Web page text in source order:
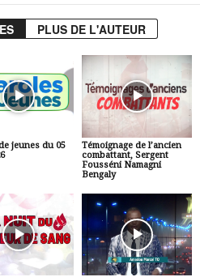
PLUS DE L'AUTEUR
jeunes du 05
Témoignage de l’ancien
combattant, Sergent
Fousséni Namagni
Bengaly